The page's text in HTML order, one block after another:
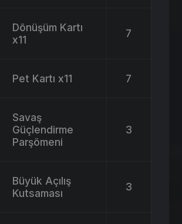
Dönüşüm Kartı
x11
7
Pet Kartı x11 7
Savaş
Güçlendirme
Parşömeni
3
Büyük Açılış
Kutsaması
3